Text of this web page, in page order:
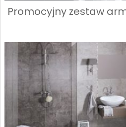
Promocyjny zestaw